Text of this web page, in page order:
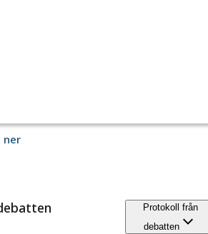
ner
Protokoll från
debatten